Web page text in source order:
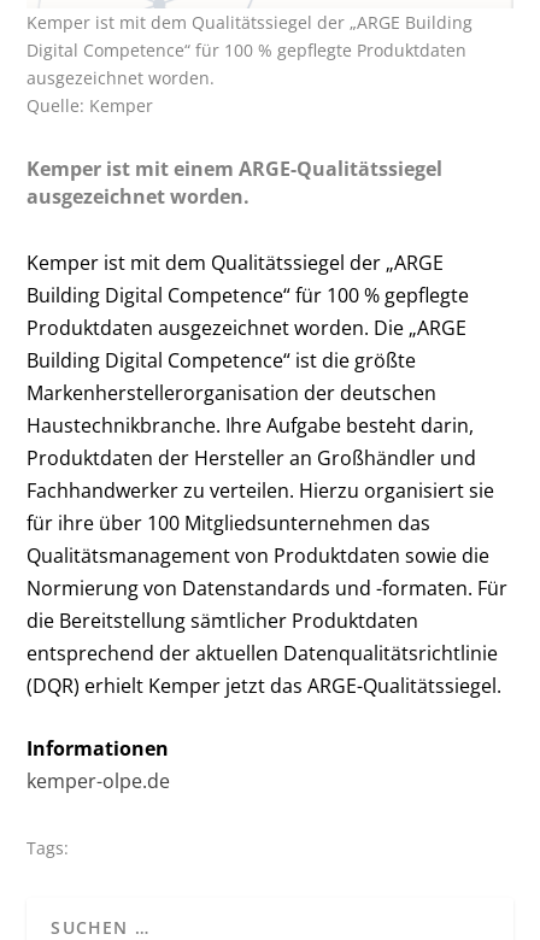
Kemper ist mit dem Qualitätssiegel der „ARGE Building
Digital Competence“ für 100 % gepflegte Produktdaten
ausgezeichnet worden.
Quelle: Kemper
Kemper ist mit einem ARGE-Qualitätssiegel
ausgezeichnet worden.
Kemper ist mit dem Qualitätssiegel der „ARGE
Building Digital Competence“ für 100 % gepflegte
Produktdaten ausgezeichnet worden. Die „ARGE
Building Digital Competence“ ist die größte
Markenherstellerorganisation der deutschen
Haustechnikbranche. Ihre Aufgabe besteht darin,
Produktdaten der Hersteller an Großhändler und
Fachhandwerker zu verteilen. Hierzu organisiert sie
für ihre über 100 Mitgliedsunternehmen das
Qualitätsmanagement von Produktdaten sowie die
Normierung von Datenstandards und -formaten. Für
die Bereitstellung sämtlicher Produktdaten
entsprechend der aktuellen Datenqualitätsrichtlinie
(DQR) erhielt Kemper jetzt das ARGE-Qualitätssiegel.
Informationen
kemper-olpe.de
Tags: